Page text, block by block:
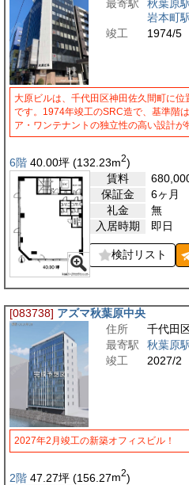
最寄駅 秋葉原
岩本町
竣工
1974/5
大原ビルは、千代田区神田佐久間町に
です。1974年竣工のSRC造で、基準階
ア・ワンテナントの独立性の高い設計
6階 40.00坪 (132.23m2)
賃料
保証金
6ヶ月
礼金
無
入居時期
即日
検討リスト
[083738] アズマ秋葉原中央
住所
千代田
最寄駅
秋葉原
竣工
2027/2
2027年2月竣工の新築オフィスビル！
2階 47.27坪 (156.27m2)